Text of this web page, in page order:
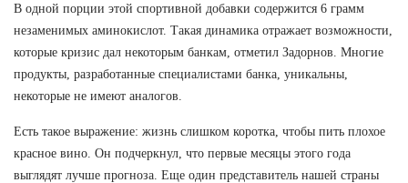
В одной порции этой спортивной добавки содержится 6 грамм
незаменимых аминокислот. Такая динамика отражает возможности,
которые кризис дал некоторым банкам, отметил Задорнов. Многие
продукты, разработанные специалистами банка, уникальны,
некоторые не имеют аналогов.
Есть такое выражение: жизнь слишком коротка, чтобы пить плохое
красное вино. Он подчеркнул, что первые месяцы этого года
выглядят лучше прогноза. Еще один представитель нашей страны